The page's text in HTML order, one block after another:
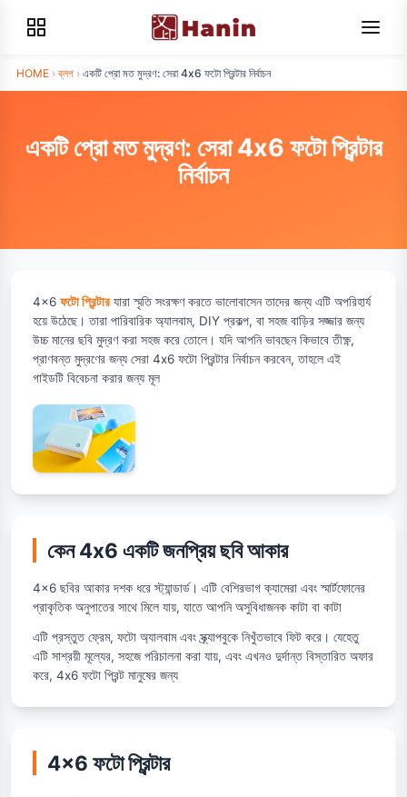
HOME › ব্লগ › একটি প্রো মত মুদ্রণ: সেরা 4x6 ফটো প্রিন্টার নির্বাচন
একটি প্রো মত মুদ্রণ: সেরা 4x6 ফটো প্রিন্টার
নির্বাচন
4x6 ফটো প্রিন্টার যারা স্মৃতি সংরক্ষণ করতে ভালোবাসেন তাদের জন্য এটি অপরিহার্য
হয়ে উঠেছে। তারা পারিবারিক অ্যালবাম, DIY প্রকল্প, বা সহজ বাড়ির সজ্জার জন্য
উচ্চ মানের ছবি মুদ্রণ করা সহজ করে তোলে। যদি আপনি ভাবছেন কিভাবে তীক্ষ্ণ,
প্রাণবন্ত মুদ্রণের জন্য সেরা 4x6 ফটো প্রিন্টার নির্বাচন করবেন, তাহলে এই
গাইডটি বিবেচনা করার জন্য মূল
কেন 4x6 একটি জনপ্রিয় ছবি আকার
4x6 ছবির আকার দশক ধরে স্ট্যান্ডার্ড। এটি বেশিরভাগ ক্যামেরা এবং স্মার্টফোনের
প্রাকৃতিক অনুপাতের সাথে মিলে যায়, যাতে আপনি অসুবিধাজনক কাটা বা কাটা
এটি প্রস্তুত ফ্রেম, ফটো অ্যালবাম এবং স্ক্র্যাপবুকে নিখুঁতভাবে ফিট করে। যেহেতু
এটি সাশ্রয়ী মূল্যের, সহজে পরিচালনা করা যায়, এবং এখনও দুর্দান্ত বিস্তারিত অফার
করে, 4x6 ফটো প্রিন্ট মানুষের জন্য
4x6 ফটো প্রিন্টার